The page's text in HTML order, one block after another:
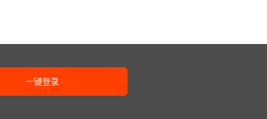
一键登录